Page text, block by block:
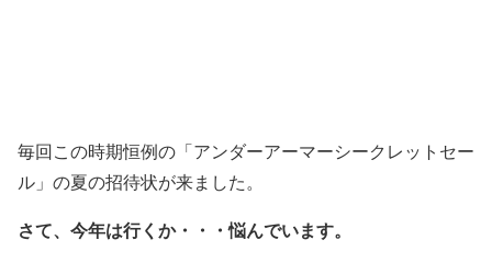
毎回この時期恒例の「アンダーアーマーシークレットセー
ル」の夏の招待状が来ました。
さて、今年は行くか・・・悩んでいます。